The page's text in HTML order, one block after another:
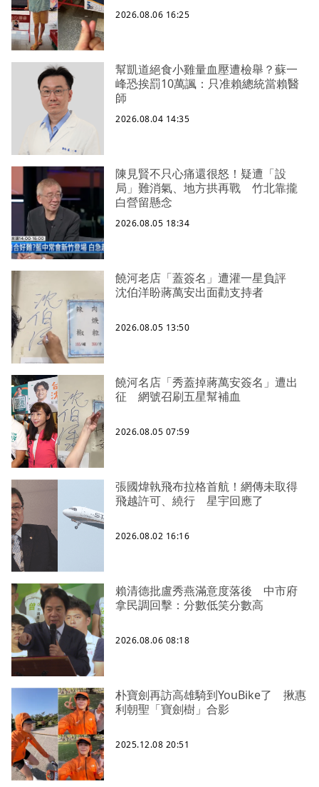
2026.08.06 16:25
幫凱道絕食小雞量血壓遭檢舉？蘇一
峰恐挨罰10萬諷：只准賴總統當賴醫
師
2026.08.04 14:35
陳見賢不只心痛還很怒！疑遭「設
局」難消氣、地方拱再戰 竹北靠攏
白營留懸念
2026.08.05 18:34
饒河老店「蓋簽名」遭灌一星負評
沈伯洋盼蔣萬安出面勸支持者
2026.08.05 13:50
饒河名店「秀蓋掉蔣萬安簽名」遭出
征 網號召刷五星幫補血
2026.08.05 07:59
張國煒執飛布拉格首航！網傳未取得
飛越許可、繞行 星宇回應了
2026.08.02 16:16
賴清德批盧秀燕滿意度落後 中市府
拿民調回擊：分數低笑分數高
2026.08.06 08:18
朴寶劍再訪高雄騎到YouBike了 揪惠
利朝聖「寶劍樹」合影
2025.12.08 20:51